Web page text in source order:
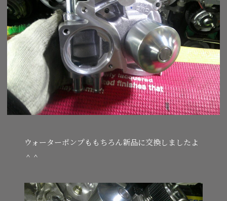
ウォーターポンプももちろん新品に交換しましたよ
＾＾